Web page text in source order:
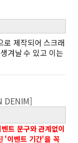
로 제작되어 스크래
겨날 수 있고 이는
DENIM]
트 문구와 관계없이
'이벤트 기간'을 꼭